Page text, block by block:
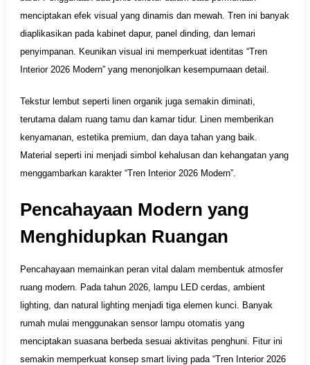
menciptakan efek visual yang dinamis dan mewah. Tren ini banyak
diaplikasikan pada kabinet dapur, panel dinding, dan lemari
penyimpanan. Keunikan visual ini memperkuat identitas “Tren
Interior 2026 Modern” yang menonjolkan kesempurnaan detail.
Tekstur lembut seperti linen organik juga semakin diminati,
terutama dalam ruang tamu dan kamar tidur. Linen memberikan
kenyamanan, estetika premium, dan daya tahan yang baik.
Material seperti ini menjadi simbol kehalusan dan kehangatan yang
menggambarkan karakter “Tren Interior 2026 Modern”.
Pencahayaan Modern yang
Menghidupkan Ruangan
Pencahayaan memainkan peran vital dalam membentuk atmosfer
ruang modern. Pada tahun 2026, lampu LED cerdas, ambient
lighting, dan natural lighting menjadi tiga elemen kunci. Banyak
rumah mulai menggunakan sensor lampu otomatis yang
menciptakan suasana berbeda sesuai aktivitas penghuni. Fitur ini
semakin memperkuat konsep smart living pada “Tren Interior 2026